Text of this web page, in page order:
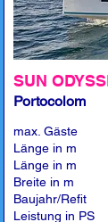
SUN
Portocolom
max. Gäste
Länge in m
Länge in m
Breite in m
Baujahr/Refit
Leistung in PS